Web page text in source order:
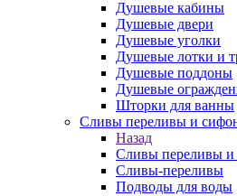
Душевые кабины
Душевые двери
Душевые уголки
Душевые лотки и
Душевые поддоны
Душевые
Шторки для ванны
Сливы переливы и
Назад
Сливы переливы
Сливы-переливы
Подводы для воды